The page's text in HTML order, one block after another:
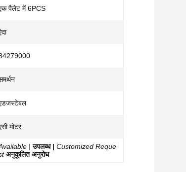
पैलेट में 6PCS
मोटर
| उपलब्ध | Customized Reque
अनुकूलित अनुरोध